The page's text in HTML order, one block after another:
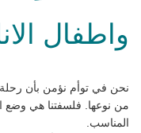
واطفال
نحن في توأم نؤمن بأن
من نوعها. فلسفتنا هي وضع
المناسب.